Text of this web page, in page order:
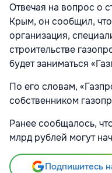
Отвечая на вопрос о
Крым, он сообщил,
организация,
строительстве
будет заниматься
По его словам,
собственником
Ранее сообщалось,
млрд рублей могут
Подпишитесь